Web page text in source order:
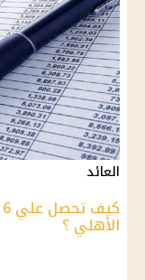
العائد
الأهلي ؟